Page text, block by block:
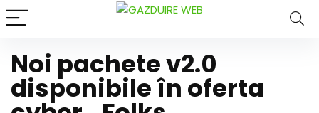
Noi pachete v2.0
disponibile în oferta